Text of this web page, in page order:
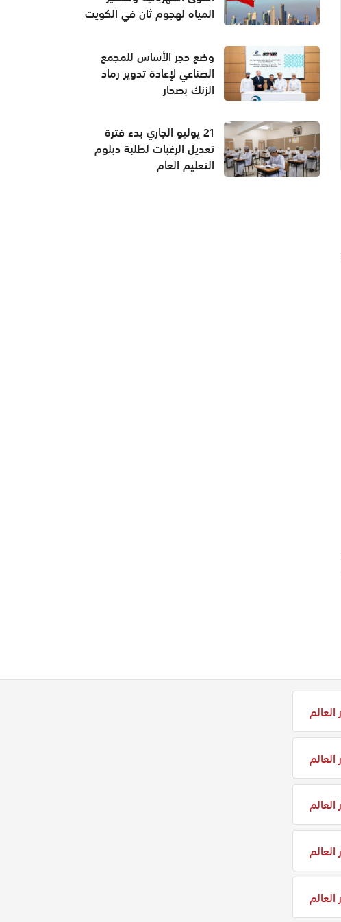
المياه لهجوم ثان في الكويت
وضع حجر الأساس للمجمع
الصناعي لإعادة تدوير رماد
الزنك بصحار
21 يوليو الجاري بدء فترة
تعديل الرغبات لطلبة دبلوم
التعليم العام